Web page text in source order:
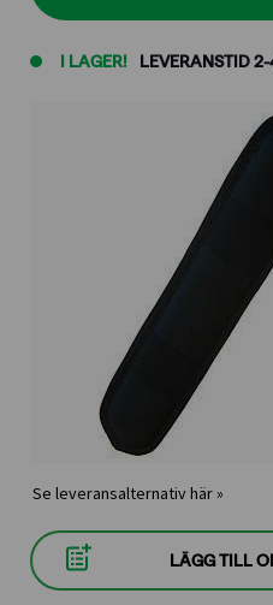
I LAGER! LEVERANSTID
Se leveransalternativ här »
LÄGG TILL